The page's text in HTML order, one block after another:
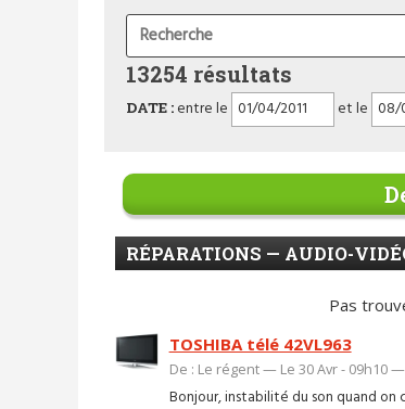
13254 résultats
DATE : entre le et le
RÉPARATIONS — AUDIO-
Pas
TOSHIBA télé 42VL963
De : Le régent — Le 30 Avr - 09h10 —
Bonjour, instabilité du son quand